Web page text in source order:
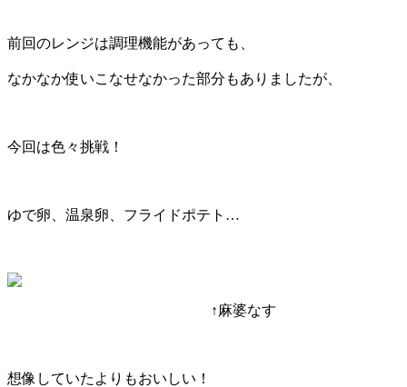
前回のレンジは調理機能があっても、
なかなか使いこなせなかった部分もありましたが、
今回は色々挑戦！
ゆで卵、温泉卵、フライドポテト…
↑麻婆なす
想像していたよりもおいしい！